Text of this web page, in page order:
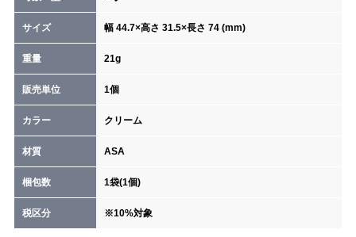
サイズ 幅 44.7×高さ 31.5×長さ 74 (mm)
重量 21g
販売単位 1個
カラー クリーム
材質 ASA
梱包数 1袋(1個)
税区分 ※10%対象